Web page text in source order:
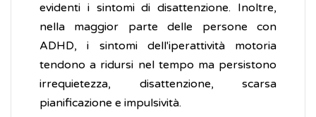
evidenti i sintomi di disattenzione. Inoltre,
nella maggior parte delle persone con
ADHD, i sintomi dell'iperattività motoria
tendono a ridursi nel tempo ma persistono
irrequietezza, disattenzione, scarsa
pianificazione e impulsività.